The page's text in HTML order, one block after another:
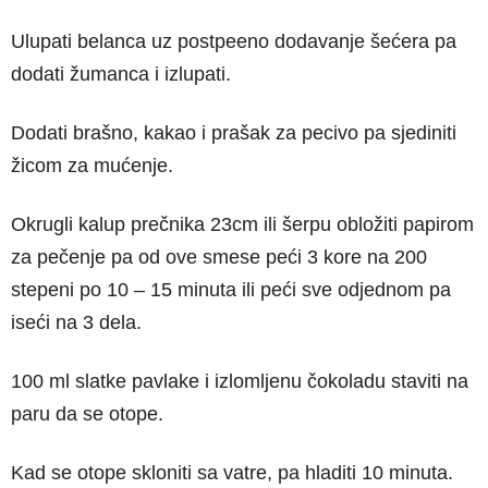
Ulupati belanca uz postpeeno dodavanje šećera pa
dodati žumanca i izlupati.
Dodati brašno, kakao i prašak za pecivo pa sjediniti
žicom za mućenje.
Okrugli kalup prečnika 23cm ili šerpu obložiti papirom
za pečenje pa od ove smese peći 3 kore na 200
stepeni po 10 – 15 minuta ili peći sve odjednom pa
iseći na 3 dela.
100 ml slatke pavlake i izlomljenu čokoladu staviti na
paru da se otope.
Kad se otope skloniti sa vatre, pa hladiti 10 minuta.